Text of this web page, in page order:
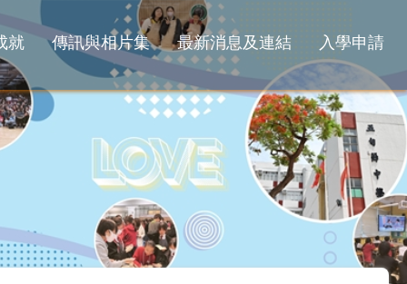
就 傳訊與相片集 最新消息及連結 入學申請